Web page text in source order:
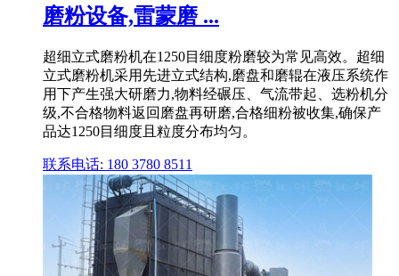
磨粉设备,雷蒙磨 ...
超细立式磨粉机在1250目细度粉磨较为常见高效。超细
立式磨粉机采用先进立式结构,磨盘和磨辊在液压系统作
用下产生强大研磨力,物料经碾压、气流带起、选粉机分
级,不合格物料返回磨盘再研磨,合格细粉被收集,确保产
品达1250目细度且粒度分布均匀。
联系电话: 180 3780 8511